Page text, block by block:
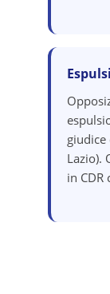
giudice
Lazio).
in CDR